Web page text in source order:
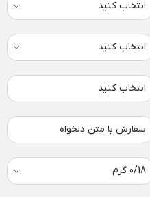
انتخاب کنید
سفارش با متن دلخواه